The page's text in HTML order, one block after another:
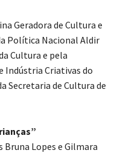
Geradora de Cultura e
Política Nacional Aldir
Cultura e pela
Indústria Criativas do
Secretaria de Cultura de
Lopes e Gilmara